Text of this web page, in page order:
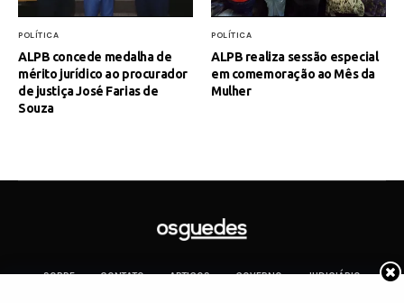
POLÍTICA
ALPB concede medalha de
mérito jurídico ao procurador
de justiça José Farias de
Souza
POLÍTICA
ALPB realiza sessão especial
em comemoração ao Mês da
Mulher
SOBRE CONTATO ARTIGOS GOVERNO
JUDICIÁRIO